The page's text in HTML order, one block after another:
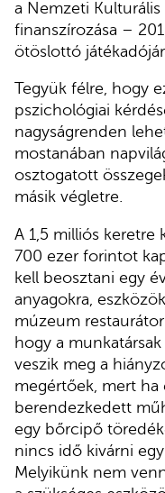
a Nemzeti
finanszírozása –
ötöslottó
Tegyük félre, hogy
pszichológiai
nagyságrenden
mostanában
osztogatott
másik végletre.
A 1,5 milliós keretre
700 ezer forintot
kell beosztani egy
anyagokra,
múzeum
hogy a
veszik meg a
megértőek, mert ha
berendezkedett
egy bőrcipő
nincs idő kivárni
Melyikünk nem